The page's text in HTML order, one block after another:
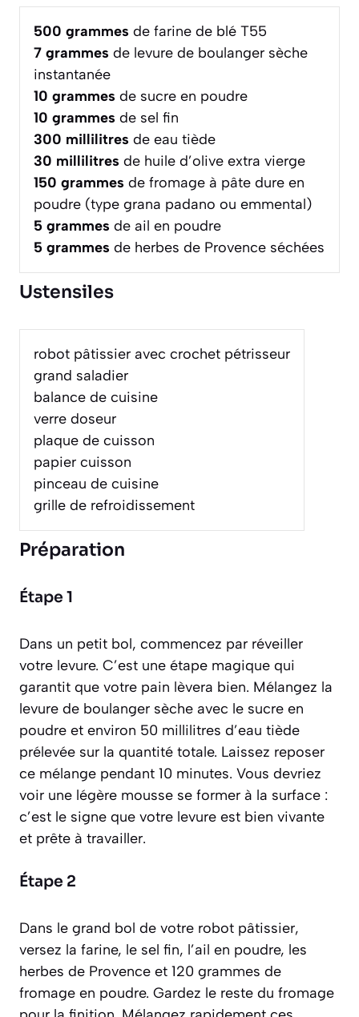
500 grammes de farine de blé T55
7 grammes de levure de boulanger sèche
instantanée
10 grammes de sucre en poudre
10 grammes de sel fin
300 millilitres de eau tiède
30 millilitres de huile d’olive extra vierge
150 grammes de fromage à pâte dure en
poudre (type grana padano ou emmental)
5 grammes de ail en poudre
5 grammes de herbes de Provence séchées
Ustensiles
robot pâtissier avec crochet pétrisseur
grand saladier
balance de cuisine
verre doseur
plaque de cuisson
papier cuisson
pinceau de cuisine
grille de refroidissement
Préparation
Étape 1
Dans un petit bol, commencez par réveiller
votre levure. C’est une étape magique qui
garantit que votre pain lèvera bien. Mélangez la
levure de boulanger sèche avec le sucre en
poudre et environ 50 millilitres d’eau tiède
prélevée sur la quantité totale. Laissez reposer
ce mélange pendant 10 minutes. Vous devriez
voir une légère mousse se former à la surface :
c’est le signe que votre levure est bien vivante
et prête à travailler.
Étape 2
Dans le grand bol de votre robot pâtissier,
versez la farine, le sel fin, l’ail en poudre, les
herbes de Provence et 120 grammes de
fromage en poudre. Gardez le reste du fromage